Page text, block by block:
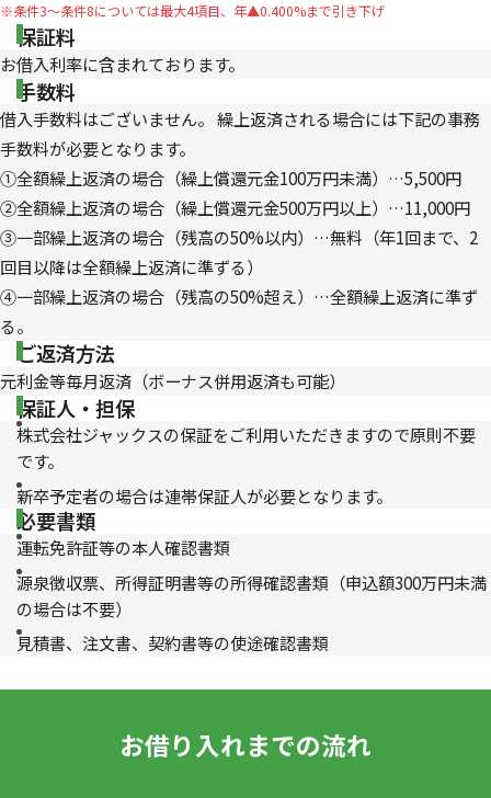
※条件3～条件8については最大4項目、年▲0.400%まで引き下げ
保証料
お借入利率に含まれております。
手数料
借入手数料はございません。 繰上返済される場合には下記の事務
手数料が必要となります。
①全額繰上返済の場合（繰上償還元金100万円未満）…5,500円
②全額繰上返済の場合（繰上償還元金500万円以上）…11,000円
③一部繰上返済の場合（残高の50%以内）…無料（年1回まで、2
回目以降は全額繰上返済に準ずる）
④一部繰上返済の場合（残高の50%超え）…全額繰上返済に準ず
る。
ご返済方法
元利金等毎月返済（ボーナス併用返済も可能）
保証人・担保
株式会社ジャックスの保証をご利用いただきますので原則不要
です。
新卒予定者の場合は連帯保証人が必要となります。
必要書類
運転免許証等の本人確認書類
源泉徴収票、所得証明書等の所得確認書類（申込額300万円未満
の場合は不要）
見積書、注文書、契約書等の使途確認書類
お借り入れまでの流れ